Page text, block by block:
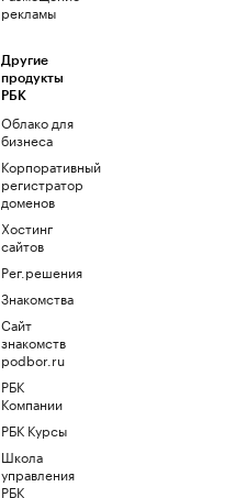
рекламы
Другие
продукты
РБК
Облако для
бизнеса
Корпоративный
регистратор
доменов
Хостинг
сайтов
Рег.решения
Знакомства
Сайт
знакомств
podbor.ru
РБК
Компании
РБК Курсы
Школа
управления
РБК